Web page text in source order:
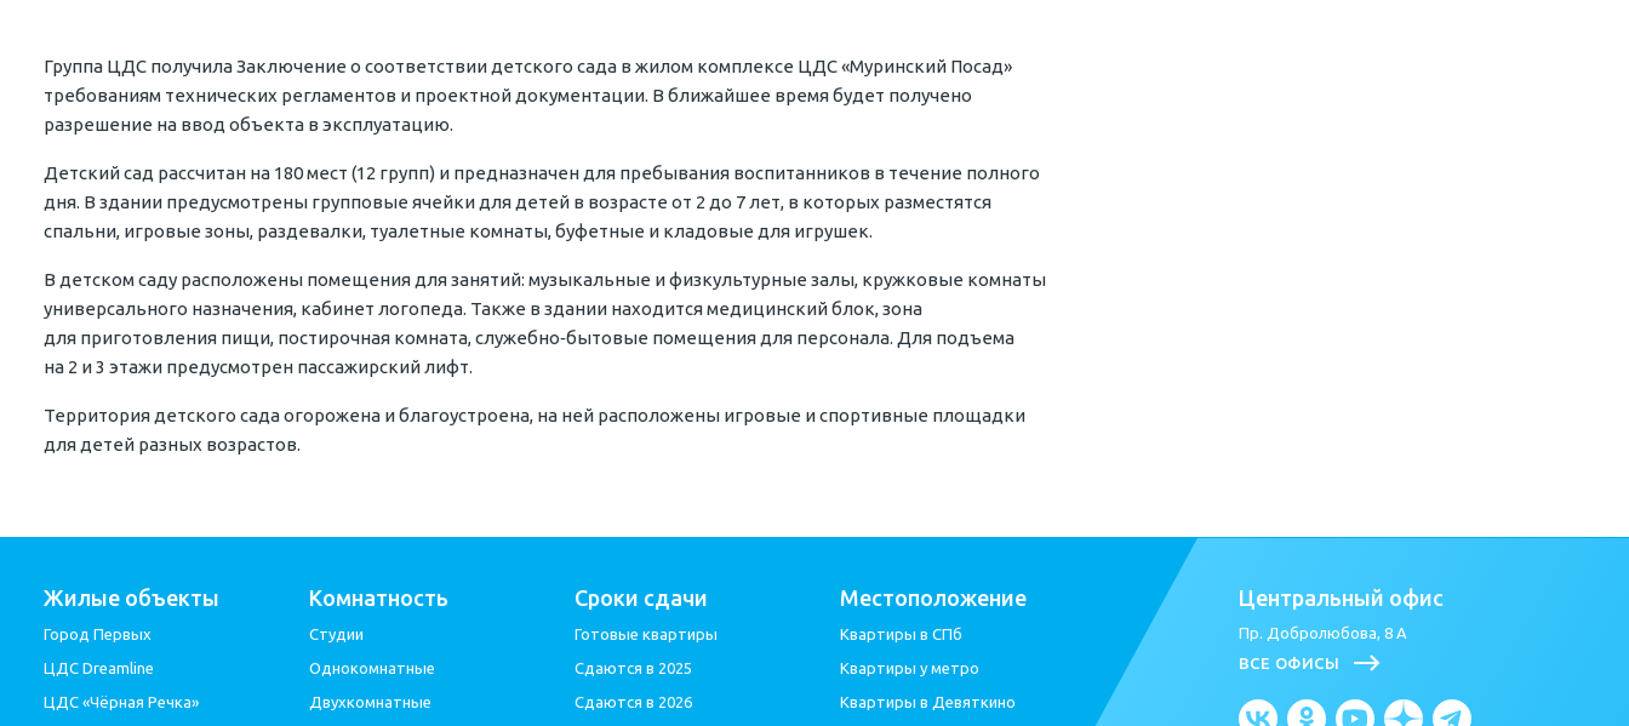
Группа ЦДС получила Заключение о соответствии детского сада в жилом комплексе ЦДС «Муринский Посад»
требованиям технических регламентов и проектной документации. В ближайшее время будет получено
разрешение на ввод объекта в эксплуатацию.
Детский сад рассчитан на 180 мест (12 групп) и предназначен для пребывания воспитанников в течение полного
дня. В здании предусмотрены групповые ячейки для детей в возрасте от 2 до 7 лет, в которых разместятся
спальни, игровые зоны, раздевалки, туалетные комнаты, буфетные и кладовые для игрушек.
В детском саду расположены помещения для занятий: музыкальные и физкультурные залы, кружковые комнаты
универсального назначения, кабинет логопеда. Также в здании находится медицинский блок, зона
для приготовления пищи, постирочная комната, служебно‐бытовые помещения для персонала. Для подъема
на 2 и 3 этажи предусмотрен пассажирский лифт.
Территория детского сада огорожена и благоустроена, на ней расположены игровые и спортивные площадки
для детей разных возрастов.
Жилые объекты
Город Первых
ЦДС Dreamline
ЦДС «Чёрная Речка»
Комнатность
Студии
Однокомнатные
Двухкомнатные
Сроки сдачи
Готовые квартиры
Сдаются в 2025
Сдаются в 2026
Местоположение
Квартиры в СПб
Квартиры у метро
Квартиры в Девяткино
Центральный офис
Пр. Добролюбова, 8 А
ВСЕ ОФИСЫ